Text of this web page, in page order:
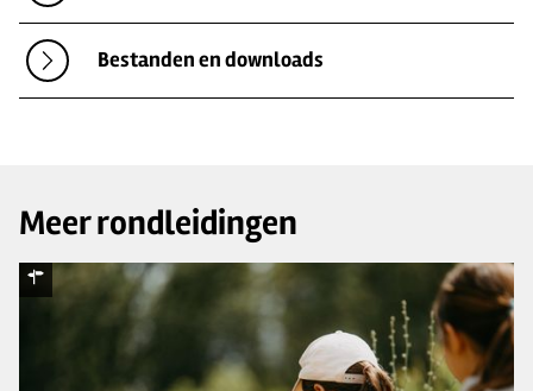
Bestanden en downloads
Meer rondleidingen